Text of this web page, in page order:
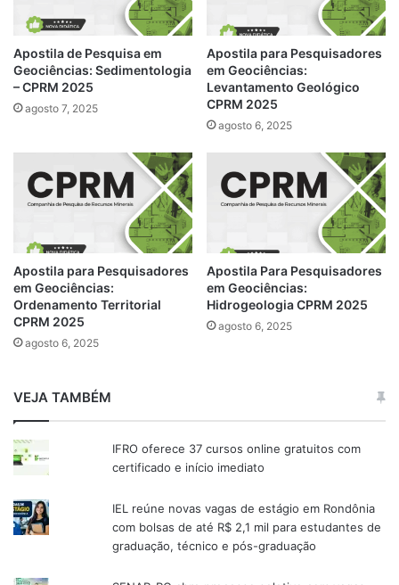
Apostila de Pesquisa em
Geociências: Sedimentologia
– CPRM 2025
agosto 7, 2025
Apostila para Pesquisadores
em Geociências:
Levantamento Geológico
CPRM 2025
agosto 6, 2025
Apostila para Pesquisadores
em Geociências:
Ordenamento Territorial
CPRM 2025
agosto 6, 2025
Apostila Para Pesquisadores
em Geociências:
Hidrogeologia CPRM 2025
agosto 6, 2025
VEJA TAMBÉM
IFRO oferece 37 cursos online gratuitos com
certificado e início imediato
IEL reúne novas vagas de estágio em Rondônia
com bolsas de até R$ 2,1 mil para estudantes de
graduação, técnico e pós-graduação